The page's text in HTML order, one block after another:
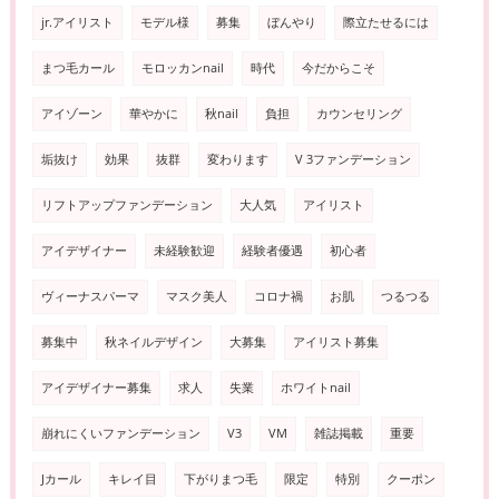
jr.アイリスト モデル様 募集 ぼんやり 際立たせるには
まつ毛カール モロッカンnail 時代 今だからこそ
アイゾーン 華やかに 秋nail 負担 カウンセリング
垢抜け 効果 抜群 変わります V 3ファンデーション
リフトアップファンデーション 大人気 アイリスト
アイデザイナー 未経験歓迎 経験者優遇 初心者
ヴィーナスパーマ マスク美人 コロナ禍 お肌 つるつる
募集中 秋ネイルデザイン 大募集 アイリスト募集
アイデザイナー募集 求人 失業 ホワイトnail
崩れにくいファンデーション V3 VM 雑誌掲載 重要
Jカール キレイ目 下がりまつ毛 限定 特別 クーポン